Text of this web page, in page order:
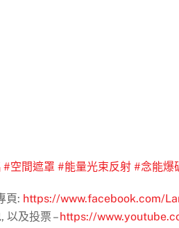
#空間遮罩 #能量光束反射 #念能爆
頁: https://www.facebook.com/
以及投票 – https://